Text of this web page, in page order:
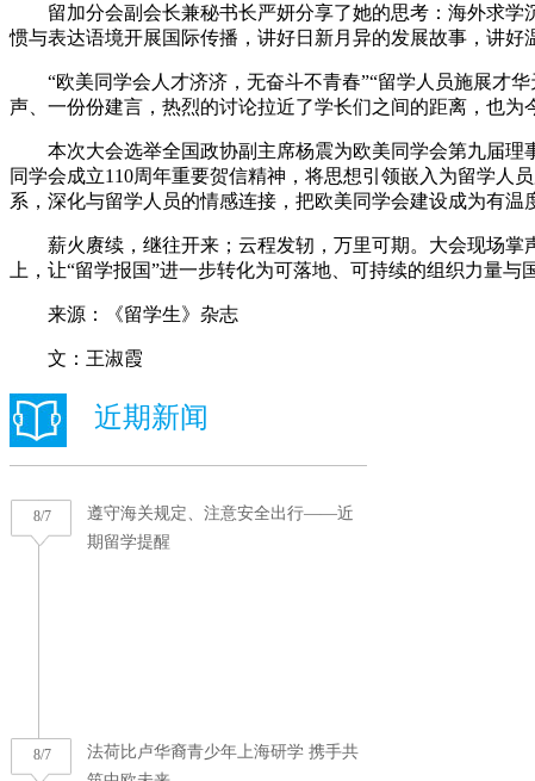
留加分会副会长兼秘书长严妍分享了她的思考：海外求学
惯与表达语境开展国际传播，讲好日新月异的发展故事，讲好
“欧美同学会人才济济，无奋斗不青春”“留学人员施展才华
声、一份份建言，热烈的讨论拉近了学长们之间的距离，也为
本次大会选举全国政协副主席杨震为欧美同学会第九届理
同学会成立110周年重要贺信精神，将思想引领嵌入为留学人
系，深化与留学人员的情感连接，把欧美同学会建设成为有温
薪火赓续，继往开来；云程发轫，万里可期。大会现场掌
上，让“留学报国”进一步转化为可落地、可持续的组织力量与
来源：《留学生》杂志
文：王淑霞